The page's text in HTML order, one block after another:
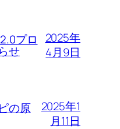
プロ
せ
2025年
4月9日
の原
2025年1
月11日